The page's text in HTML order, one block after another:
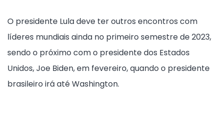
O presidente Lula deve ter outros encontros com
líderes mundiais ainda no primeiro semestre de 2023,
sendo o próximo com o presidente dos Estados
Unidos, Joe Biden, em fevereiro, quando o presidente
brasileiro irá até Washington.